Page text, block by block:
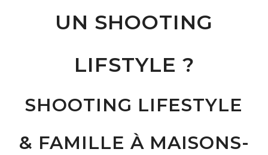
UN SHOOTING
LIFSTYLE ?
SHOOTING LIFESTYLE
& FAMILLE À MAISONS-